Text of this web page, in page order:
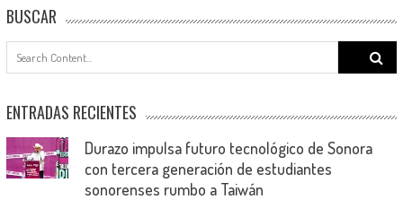
BUSCAR
Search
ENTRADAS RECIENTES
Durazo impulsa futuro tecnológico de Sonora
con tercera generación de estudiantes
sonorenses rumbo a Taiwán